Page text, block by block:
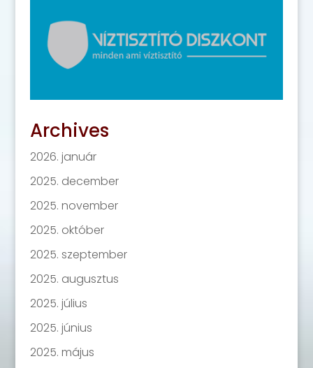
Archives
2026. január
2025. december
2025. november
2025. október
2025. szeptember
2025. augusztus
2025. július
2025. június
2025. május